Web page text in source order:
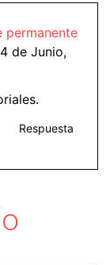
permanente
de Junio,
Respuesta